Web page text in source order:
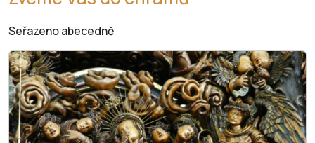
Seřazeno abecedně